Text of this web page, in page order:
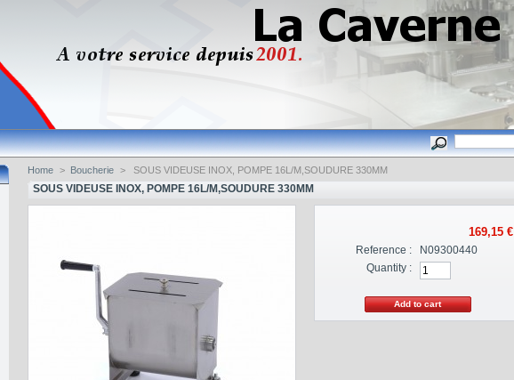
Home > Boucherie > SOUS VIDEUSE INOX, POMPE 16L/M,SOUDURE 330MM
SOUS VIDEUSE INOX, POMPE 16L/M,SOUDURE 330MM
169,15 €
Reference :
N09300440
Quantity :